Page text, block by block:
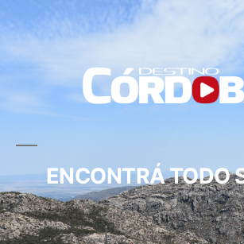
ENCONTRÁ TODO